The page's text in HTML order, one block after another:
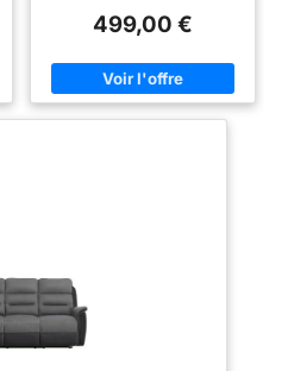
et microfibre Poignée manuelle
499,00 €